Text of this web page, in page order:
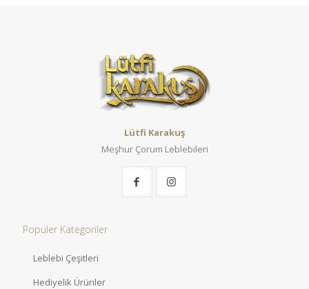
Lütfi Karakuş
Meşhur Çorum Leblebileri
Popüler Kategoriler
Leblebi Çeşitleri
Hediyelik Ürünler